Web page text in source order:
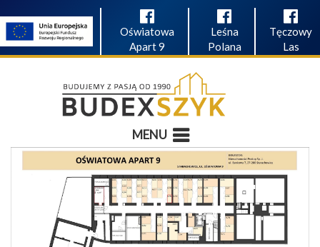
Oświatowa
Apart 9
Leśna
Polana
Tęczowy
Las
MENU